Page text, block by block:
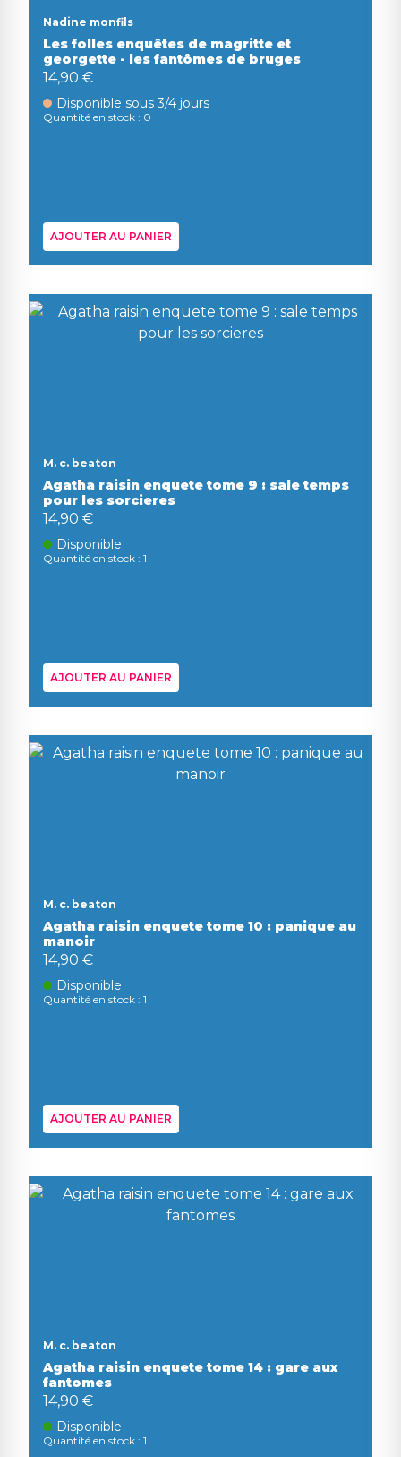
Nadine monfils
Les folles enquêtes de magritte et
georgette - les fantômes de bruges
14,90 €
Disponible sous 3/4 jours
Quantité en stock : 0
AJOUTER AU PANIER
M. c. beaton
Agatha raisin enquete tome 9 : sale temps
pour les sorcieres
14,90 €
Disponible
Quantité en stock : 1
AJOUTER AU PANIER
M. c. beaton
Agatha raisin enquete tome 10 : panique au
manoir
14,90 €
Disponible
Quantité en stock : 1
AJOUTER AU PANIER
M. c. beaton
Agatha raisin enquete tome 14 : gare aux
fantomes
14,90 €
Disponible
Quantité en stock : 1